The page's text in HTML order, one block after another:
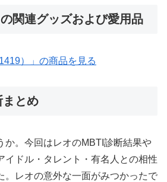
関連グッズおよび愛用品
）」の商品を見る
まとめ
か。今回はレオのMBTI診断結果や
イドル・タレント・有名人との相性
。レオの意外な一面がみつかったで